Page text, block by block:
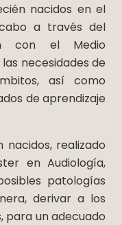
nacidos en el
a través del
con el Medio
necesidades de
así como
de aprendizaje
nacidos, realizado
en Audiología,
patologías
derivar a los
para un adecuado